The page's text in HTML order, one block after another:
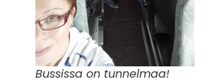
Bussissa on tunnelmaa!